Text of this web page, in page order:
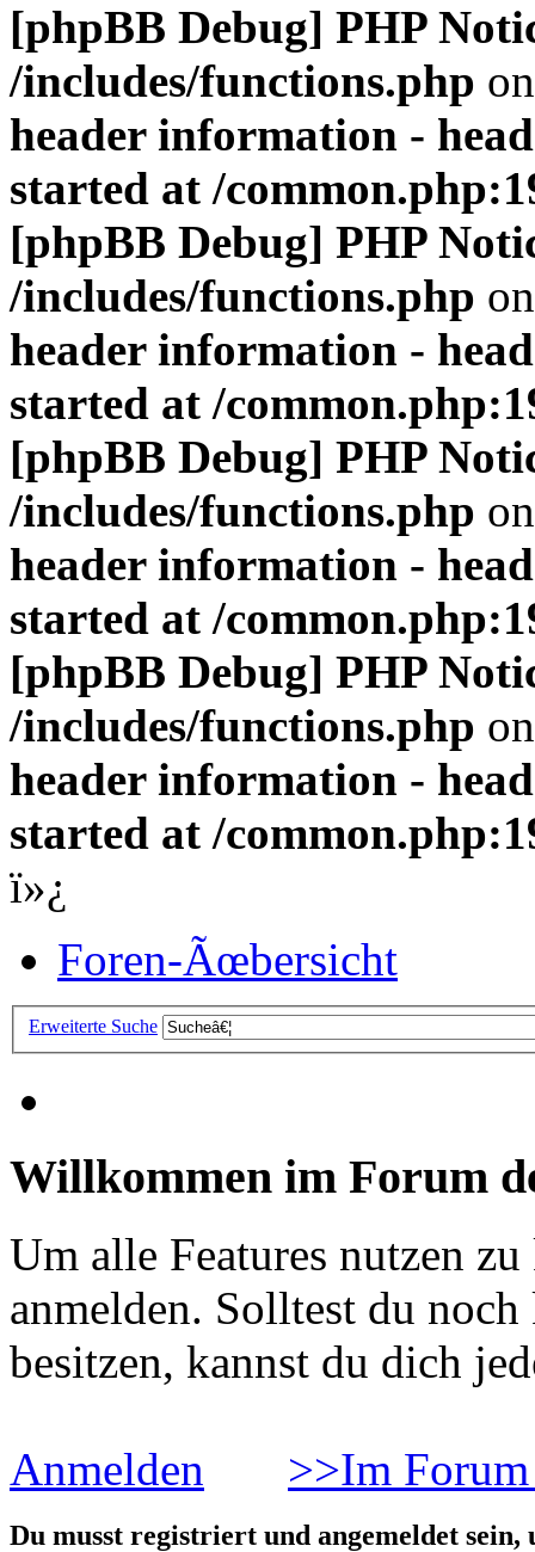
[phpBB Debug] PHP
/includes/functions.php
header information -
started at /
[phpBB Debug] PHP
/includes/functions.php
header information -
started at /
[phpBB Debug] PHP
/includes/functions.php
header information -
started at /
[phpBB Debug] PHP
/includes/functions.php
header information -
started at /
ï»¿
Foren-Ãœbersicht
Erweiterte Suche
Willkommen im Forum
Um alle Features nutzen
anmelden. Solltest du
besitzen, kannst du dich
Anmelden >>Im
Du musst registriert und angemeldet